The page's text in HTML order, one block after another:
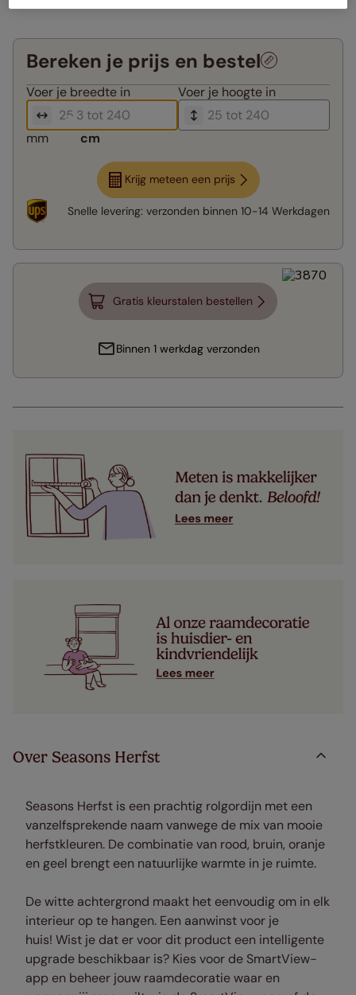
Bereken je prijs en bestel
Voer je breedte in Voer je hoogte in
mm cm
Krijg meteen een prijs
Snelle levering: verzonden binnen 10-14 Werkdagen
Gratis kleurstalen bestellen
Binnen 1 werkdag verzonden
Over Seasons Herfst
Seasons Herfst is een prachtig rolgordijn met een
vanzelfsprekende naam vanwege de mix van mooie
herfstkleuren. De combinatie van rood, bruin, oranje
en geel brengt een natuurlijke warmte in je ruimte.
De witte achtergrond maakt het eenvoudig om in elk
interieur op te hangen. Een aanwinst voor je
huis! Wist je dat er voor dit product een intelligente
upgrade beschikbaar is? Kies voor de SmartView-
app en beheer jouw raamdecoratie waar en